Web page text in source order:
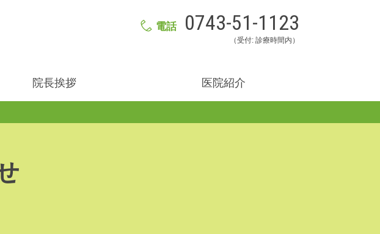
電話 0743-51-1123
（受付: 診療時間内）
院長挨拶 医院紹介